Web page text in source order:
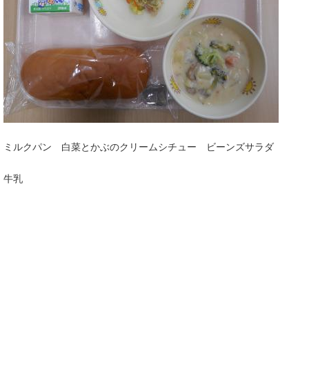
ミルクパン 白菜とかぶのクリームシチュー ビーンズサラダ
牛乳